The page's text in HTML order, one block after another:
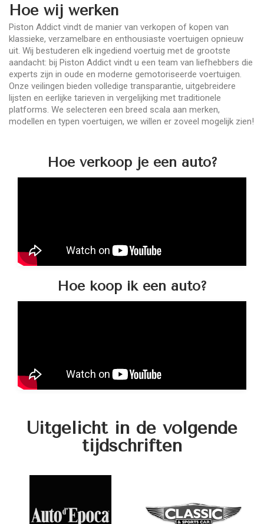
Hoe wij werken
Piston Addict vindt de manier van verkopen of kopen van
klassieke, verzamelbare en enthousiaste voertuigen opnieuw
uit. Wij bestuderen elk ingediend voertuig met de grootste
aandacht: bij Piston Addict vindt u een team van liefhebbers die
experts zijn in oude en moderne gemotoriseerde voertuigen.
Onze veilingen bieden volledige transparantie, uitgebreidere
lijsten en eerlijke tarieven in vergelijking met traditionele
platforms. We selecteren een breed scala aan merken,
modellen en typen voertuigen, we willen er zoveel mogelijk zien!
Hoe verkoop je een auto?
Hoe koop ik een auto?
Uitgelicht in de volgende
tijdschriften